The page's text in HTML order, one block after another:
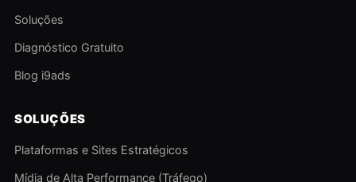
Soluções
Diagnóstico Gratuito
Blog i9ads
SOLUÇÕES
Plataformas e Sites Estratégicos
Mídia de Alta Performance (Tráfego)